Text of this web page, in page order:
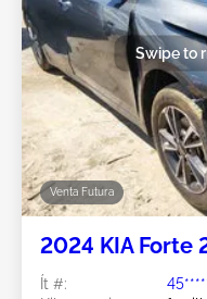
Venta Futura
Swipe to
2024 KIA Forte
Ít #: